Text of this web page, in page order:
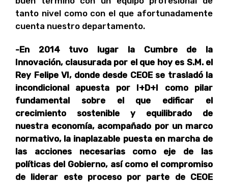
tanto nivel como con el que afortunadamente
cuenta nuestro departamento.
-En 2014 tuvo lugar la Cumbre de la
Innovación, clausurada por el que hoy es S.M. el
Rey Felipe VI, donde desde CEOE se trasladó la
incondicional apuesta por I+D+I como pilar
fundamental sobre el que edificar el
crecimiento sostenible y equilibrado de
nuestra economía, acompañado por un marco
normativo, la inaplazable puesta en marcha de
las acciones necesarias como eje de las
políticas del Gobierno, así como el compromiso
de liderar este proceso por parte de CEOE